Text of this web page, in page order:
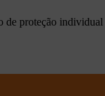
de proteção individual